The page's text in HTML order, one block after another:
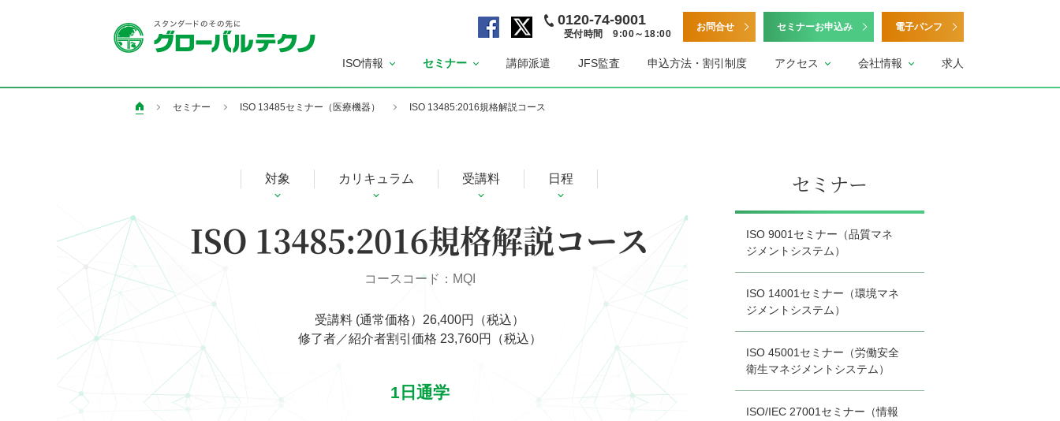
式
F
a
o
o
ペ
ー
式
X
ペ
0120-74-9001
受付時間 9:00～18:00
お問合せ セミナーお申込み 電子パンフ
ISO情報 セミナー 講師派遣 JFS監査 申込方法・割引制度 アクセス 会社情報 求人
セミナー ISO 13485セミナー（医療機器） ISO 13485:2016規格解説コース
対象 カリキュラム 受講料 日程
ISO 13485:2016規格解説コース
コースコード：MQI
受講料 (通常価格）26,400円（税込）
修了者／紹介者割引価格 23,760円（税込）
1日通学
セミナー
ISO 9001セミナー（品質マネ
ジメントシステム）
ISO 14001セミナー（環境マネ
ジメントシステム）
ISO 45001セミナー（労働安全
衛生マネジメントシステム）
ISO/IEC 27001セミナー（情報